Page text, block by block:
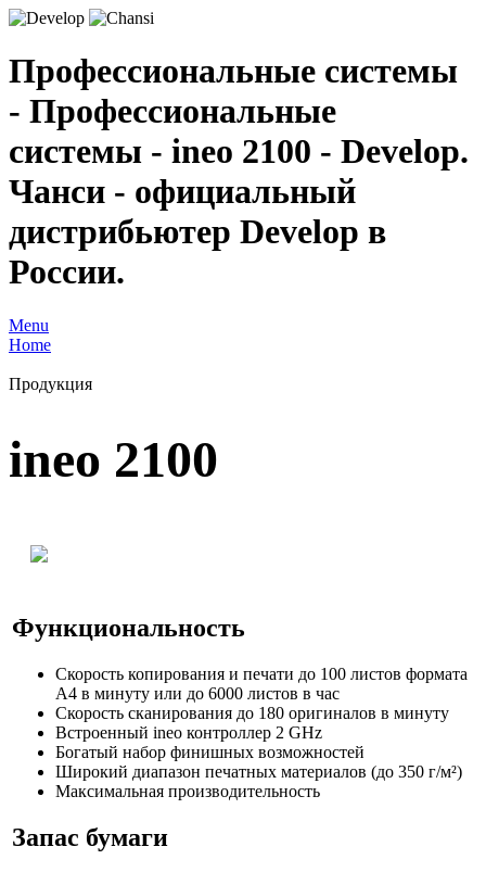
Профессиональные системы
- Профессиональные
системы - ineo 2100 - Develop.
Чанси - официальный
дистрибьютер Develop в
России.
Menu
Home
Продукция
ineo 2100
Функциональность
Скорость копирования и печати до 100 листов формата
A4 в минуту или до 6000 листов в час
Скорость сканирования до 180 оригиналов в минуту
Встроенный ineo контроллер 2 GHz
Богатый набор финишных возможностей
Широкий диапазон печатных материалов (до 350 г/м²)
Максимальная производительность
Запас бумаги